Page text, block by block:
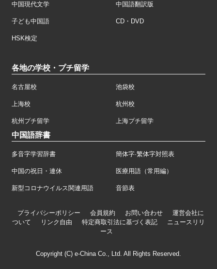
中国現代文学 中国語翻訳版
子ども中国語 CD・DVD
HSK検定
各地の学校・プチ留学
名古屋校 池袋校
上海校 杭州校
杭州プチ留学 上海プチ留学
中国語辞書
多音字学習辞書 簡体字·繁体字対照表
中国の祝日・連休 医療用語（常用編）
新型コロナウイルス関連用語 音節表
プライバシーポリシー 会員規約 お問い合わせ
運営会社に
ついて
リンク自由 特定商取引法に基づく表記
ニュースリリ
ース
Copyright (C) e-China Co., Ltd. All Rights Reserved.